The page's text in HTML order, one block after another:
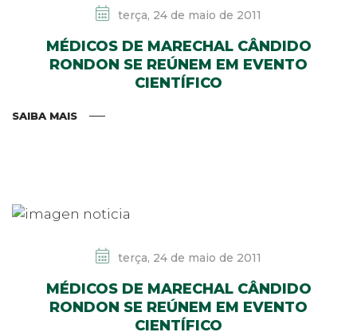
terça, 24 de maio de 2011
MÉDICOS DE MARECHAL CÂNDIDO
RONDON SE REÚNEM EM EVENTO
CIENTÍFICO
SAIBA MAIS
terça, 24 de maio de 2011
MÉDICOS DE MARECHAL CÂNDIDO
RONDON SE REÚNEM EM EVENTO
CIENTÍFICO